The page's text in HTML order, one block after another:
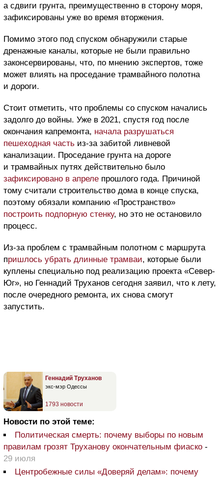
а сдвиги грунта, преимущественно в сторону моря,
зафиксированы уже во время вторжения.
Помимо этого под спуском обнаружили старые
дренажные каналы, которые не были правильно
законсервированы, что, по мнению экспертов, тоже
может влиять на проседание трамвайного полотна
и дороги.
Стоит отметить, что проблемы со спуском начались
задолго до войны. Уже в 2021, спустя год после
окончания капремонта, начала разрушаться
пешеходная часть из-за забитой ливневой
канализации. Проседание грунта на дороге
и трамвайных путях действительно было
зафиксировано в апреле прошлого года. Причиной
тому считали строительство дома в конце спуска,
поэтому обязали компанию «Пространство»
построить подпорную стенку, но это не остановило
процесс.
Из-за проблем с трамвайным полотном с маршрута
пришлось убрать длинные трамваи, которые были
куплены специально под реализацию проекта «Север-
Юг», но Геннадий Труханов сегодня заявил, что к лету,
после очередного ремонта, их снова смогут
запустить.
Геннадий Труханов
экс-мэр Одессы
1793 новости
Новости по этой теме:
Политическая смерть: почему выборы по новым
правилам грозят Труханову окончательным фиаско -
29 июля
Центробежные силы «Доверяй делам»: почему